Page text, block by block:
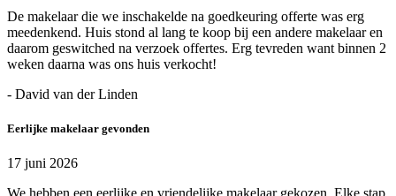
De makelaar die we inschakelde na goedkeuring offerte was erg
meedenkend. Huis stond al lang te koop bij een andere makelaar en
daarom geswitched na verzoek offertes. Erg tevreden want binnen 2
weken daarna was ons huis verkocht!
- David van der Linden
Eerlijke makelaar gevonden
17 juni 2026
We hebben een eerlijke en vriendelijke makelaar gekozen. Elke stap